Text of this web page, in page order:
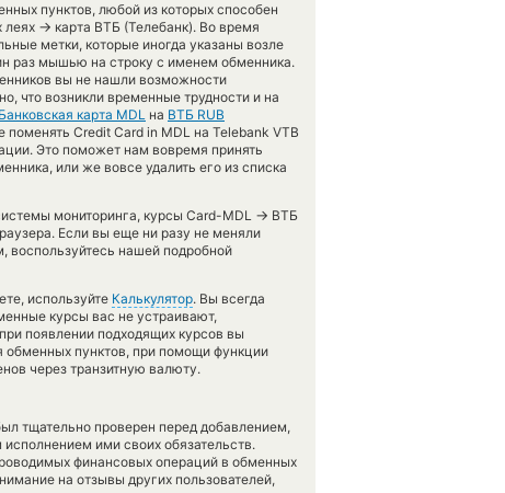
пунктов, любой из которых способен
леях → карта ВТБ (Телебанк). Во время
метки, которые иногда указаны возле
раз мышью на строку с именем обменника.
вы не нашли возможности
что возникли временные трудности и на
Банковская карта MDL на ВТБ RUB
Credit Card in MDL на Telebank VTB
Это поможет нам вовремя принять
или же вовсе удалить его из списка
мониторинга, курсы Card-MDL → ВТБ
Если вы еще ни разу не меняли
воспользуйтесь нашей подробной
используйте Калькулятор. Вы всегда
курсы вас не устраивают,
появлении подходящих курсов вы
обменных пунктов, при помощи функции
через транзитную валюту.
тщательно проверен перед добавлением,
ими своих обязательств.
финансовых операций в обменных
на отзывы других пользователей,